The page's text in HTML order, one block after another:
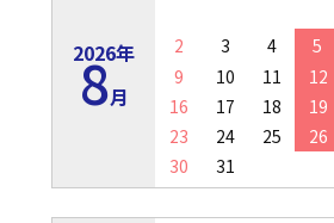
2026年
8月
2
3 4 5
9
10 11 12
16
17 18 19
23
24 25 26
30
31